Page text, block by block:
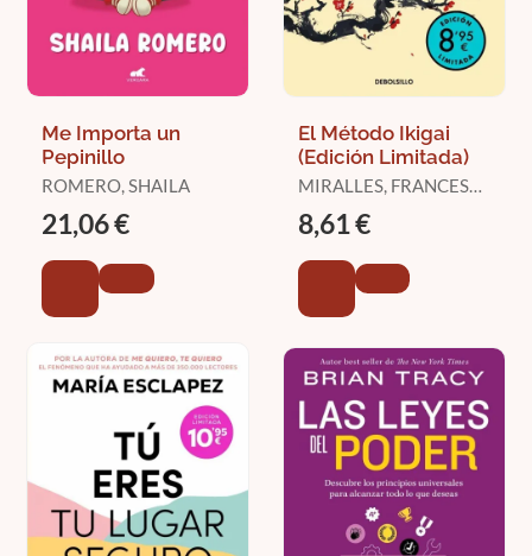
Me Importa un
Pepinillo
ROMERO, SHAILA
21,06 €
El Método Ikigai
(Edición Limitada)
MIRALLES, FRANCESC
(KIRAI)
8,61 €